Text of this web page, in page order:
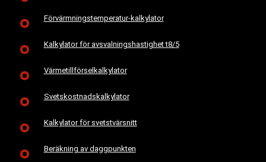
Förvärmningstemperatur-kalkylator
Kalkylator för avsvalningshastighet t8/5
Värmetillförselkalkylator
Svetskostnadskalkylator
Kalkylator för svetstvärsnitt
Beräkning av daggpunkten